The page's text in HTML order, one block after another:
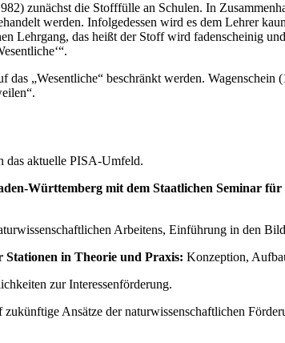
zunächst die Stofffülle an Schulen. In
werden. Infolgedessen wird es dem Lehrer
Lehrgang, das heißt der Stoff wird fadenscheinig
„Wesentliche“ beschränkt werden.
das aktuelle PISA-Umfeld.
Württemberg mit dem Staatlichen Seminar
Arbeitens, Einführung in den
Stationen in Theorie und Praxis: Konzeption,
zur Interessenförderung.
Ansätze der naturwissenschaftlichen